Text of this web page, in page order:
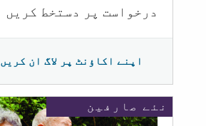
درخواست پر دستخط کریں
اپنے اکاؤنٹ پر لاگ ان کریں
نئے صارفین